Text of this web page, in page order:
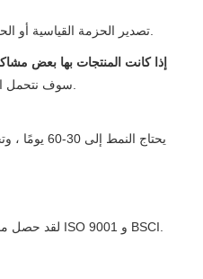
2. إذا كانت المنتجات بها بعض
1. لقد حصل مصنعنا على شهادة الجودة الدولية ISO 9001 و BSCI.